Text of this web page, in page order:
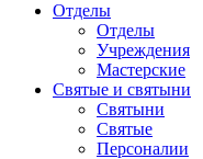
Отделы
Отделы
Учреждения
Мастерские
Святые и святыни
Cвятыни
Cвятые
Персоналии